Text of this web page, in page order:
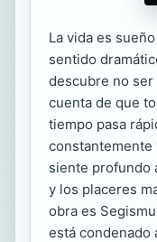
La vida es
sentido
descubre no
cuenta de que
tiempo pasa
constantemente
siente profundo
y los placeres
obra es
está condenado